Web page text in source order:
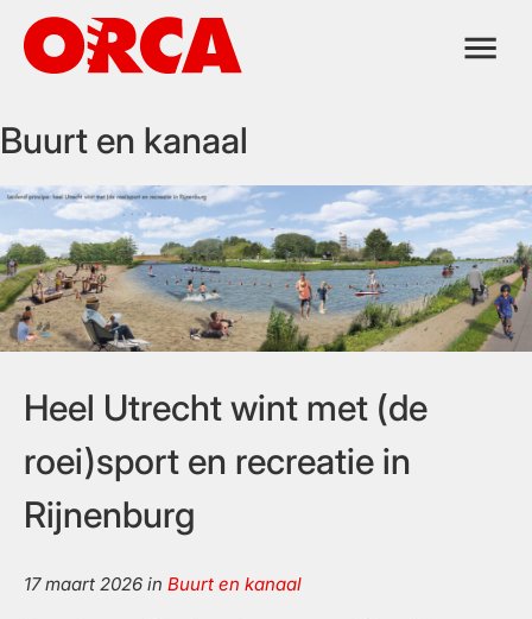
naar
Buurt en kanaal
Heel Utrecht wint met (de
roei)sport en recreatie in
Rijnenburg
17 maart 2026 in Buurt en kanaal